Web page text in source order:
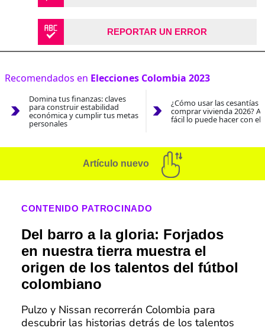
REPORTAR UN ERROR
Recomendados en Elecciones Colombia 2023
Domina tus finanzas: claves
para construir estabilidad
económica y cumplir tus metas
personales
¿Cómo usar las cesantías
comprar vivienda 2026?
fácil lo puede hacer con el
Artículo nuevo
CONTENIDO PATROCINADO
Del barro a la gloria: Forjados
en nuestra tierra muestra el
origen de los talentos del fútbol
colombiano
Pulzo y Nissan recorrerán Colombia para
descubrir las historias detrás de los talentos